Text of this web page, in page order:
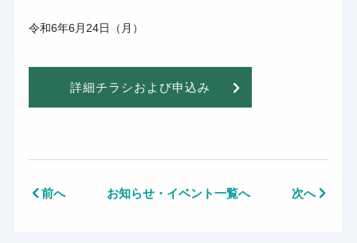
令和6年6月24日（月）
詳細チラシおよび申込み
前へ お知らせ・イベント一覧へ 次へ